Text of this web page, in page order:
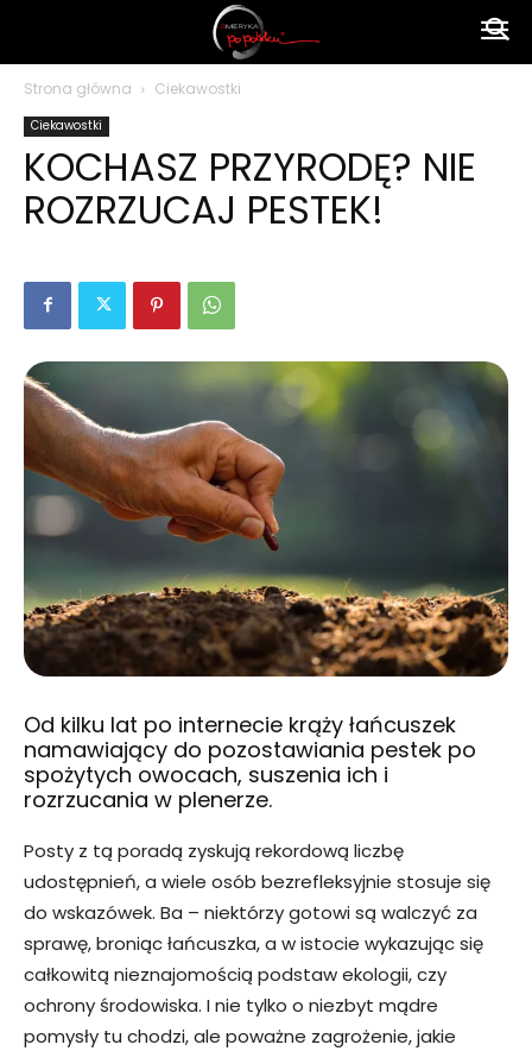
Strona główna Ciekawostki
Ciekawostki
KOCHASZ PRZYRODĘ? NIE
ROZRZUCAJ PESTEK!
Od kilku lat po internecie krąży łańcuszek
namawiający do pozostawiania pestek po
spożytych owocach, suszenia ich i
rozrzucania w plenerze.
Posty z tą poradą zyskują rekordową liczbę
udostępnień, a wiele osób bezrefleksyjnie stosuje się
do wskazówek. Ba – niektórzy gotowi są walczyć za
sprawę, broniąc łańcuszka, a w istocie wykazując się
całkowitą nieznajomością podstaw ekologii, czy
ochrony środowiska. I nie tylko o niezbyt mądre
pomysły tu chodzi, ale poważne zagrożenie, jakie